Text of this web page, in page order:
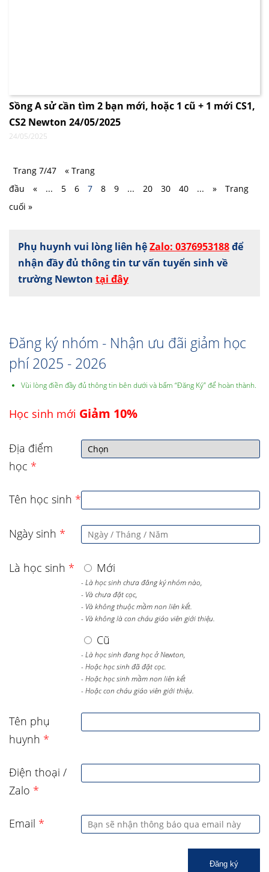
Sồng A sử cần tìm 2 bạn mới, hoặc 1 cũ + 1 mới CS1,
CS2 Newton 24/05/2025
24/05/2025
Trang 7/47
« Trang
đầu
« ... 5 6 7 8 9 ... 20 30 40 ... »
Trang
cuối »
Phụ huynh vui lòng liên hệZalo: 0376953188để
nhận đầy đủ thông tin tư vấn tuyển sinh về
trường Newton tại đây
Đăng ký nhóm - Nhận ưu đãi giảm học
phí 2025 - 2026
Vùi lòng điền đầy đủ thông tin bên dưới và bấm “Đăng Ký” để hoàn thành.
Học sinh mới Giảm 10%
Địa điểm
học *
Tên học sinh *
Ngày sinh *
Là học sinh * Mới
- Là học sinh chưa đăng ký nhóm nào,
- Và chưa đặt cọc,
- Và không thuộc mầm non liên kết.
- Và không là con cháu giáo viên giới thiệu.
Cũ
- Là học sinh đang học ở Newton,
- Hoặc học sinh đã đặt cọc.
- Hoặc học sinh mầm non liên kết
- Hoặc con cháu giáo viên giới thiệu.
Tên phụ
huynh *
Điện thoại /
Zalo *
Email *
Đăng ký